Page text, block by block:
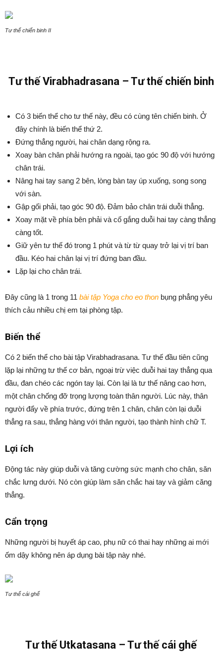
Tư thế chiến binh II
Tư thế Virabhadrasana – Tư thế chiến binh
Có 3 biến thể cho tư thế này, đều có cùng tên chiến binh. Ở
đây chính là biến thể thứ 2.
Đứng thẳng người, hai chân dạng rộng ra.
Xoay bàn chân phải hướng ra ngoài, tạo góc 90 độ với hướng
chân trái.
Nâng hai tay sang 2 bên, lòng bàn tay úp xuống, song song
với sàn.
Gập gối phải, tạo góc 90 độ. Đảm bảo chân trái duỗi thẳng.
Xoay mặt về phía bên phải và cố gắng duỗi hai tay càng thẳng
càng tốt.
Giữ yên tư thế đó trong 1 phút và từ từ quay trở lại vị trí ban
đầu. Kéo hai chân lại vị trí đứng ban đầu.
Lặp lại cho chân trái.
Đây cũng là 1 trong 11 bài tập Yoga cho eo thon bụng phẳng yêu
thích cảu nhiều chị em tại phòng tập.
Biến thể
Có 2 biến thể cho bài tập Virabhadrasana. Tư thế đầu tiên cũng
lặp lại những tư thế cơ bản, ngoại trừ việc duỗi hai tay thẳng qua
đầu, đan chéo các ngón tay lại. Còn lại là tư thế nâng cao hơn,
một chân chống đỡ trọng lượng toàn thân người. Lúc này, thân
người đẩy về phía trước, đứng trên 1 chân, chân còn lại duỗi
thẳng ra sau, thẳng hàng với thân người, tạo thành hình chữ T.
Lợi ích
Động tác này giúp duỗi và tăng cường sức mạnh cho chân, săn
chắc lưng dưới. Nó còn giúp làm săn chắc hai tay và giảm căng
thẳng.
Cẩn trọng
Những người bị huyết áp cao, phụ nữ có thai hay những ai mới
ốm dậy không nên áp dụng bài tập này nhé.
Tư thế cái ghế
Tư thế Utkatasana – Tư thế cái ghế